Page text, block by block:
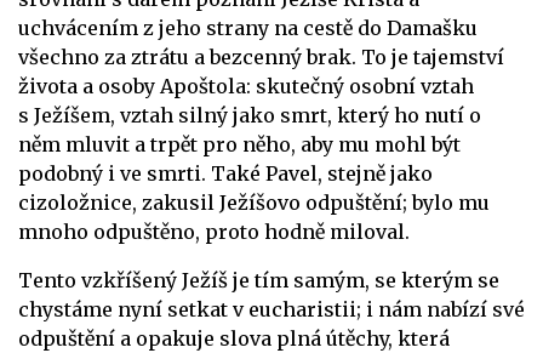
uchvácením z jeho strany na cestě do Damašku
všechno za ztrátu a bezcenný brak. To je tajemství
života a osoby Apoštola: skutečný osobní vztah
s Ježíšem, vztah silný jako smrt, který ho nutí o
něm mluvit a trpět pro něho, aby mu mohl být
podobný i ve smrti. Také Pavel, stejně jako
cizoložnice, zakusil Ježíšovo odpuštění; bylo mu
mnoho odpuštěno, proto hodně miloval.
Tento vzkříšený Ježíš je tím samým, se kterým se
chystáme nyní setkat v eucharistii; i nám nabízí své
odpuštění a opakuje slova plná útěchy, která